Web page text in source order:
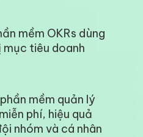
mềm OKRs dùng
tiêu doanh
mềm quản lý
phí, hiệu quả
nhóm và cá nhân